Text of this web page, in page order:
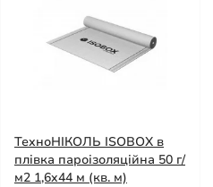
ТехноНІКОЛЬ ISOBOX в
плівка пароізоляційна 50 г/
м2 1,6x44 м (кв. м)